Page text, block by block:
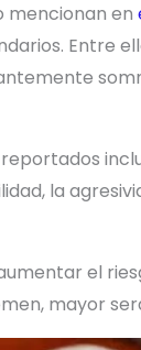
mencionan en
Entre
la
el
mayor